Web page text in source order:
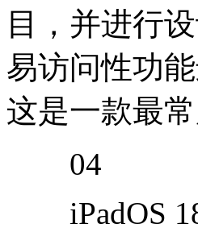
目，并进行
易访问性功
这是一款最
04
iPadOS